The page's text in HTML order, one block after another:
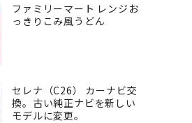
ファミリーマート レンジお
っきりこみ風うどん
セレナ（C26） カーナビ交
換。古い純正ナビを新しい
モデルに変更。